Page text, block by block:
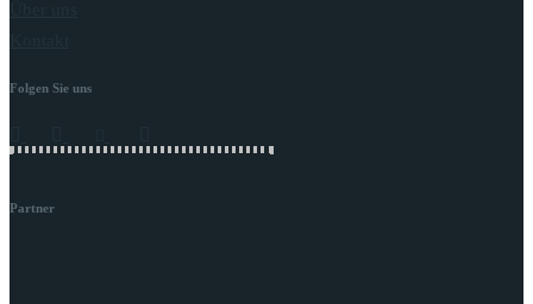
Folgen Sie uns
Partner